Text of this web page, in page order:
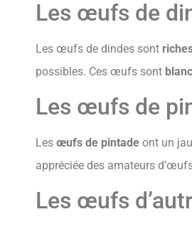
Les œufs de
Les œufs de dindes sont
possibles. Ces œufs sont
Les œufs de
Les œufs de pintade ont un
appréciée des amateurs
Les œufs